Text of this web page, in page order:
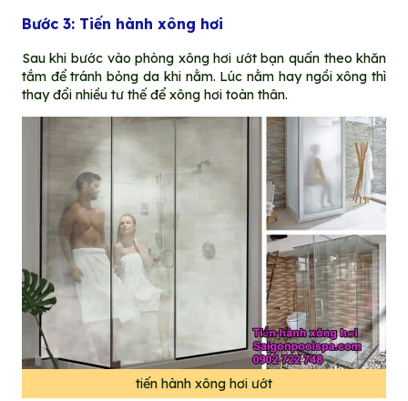
Bước 3: Tiến hành xông hơi
Sau khi bước vào phòng xông hơi ướt bạn quấn theo khăn
tắm để tránh bỏng da khi nằm. Lúc nằm hay ngồi xông thì
thay đổi nhiều tư thế để xông hơi toàn thân.
tiến hành xông hơi ướt